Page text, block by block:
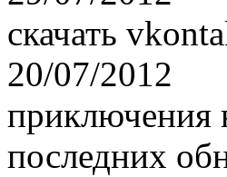
скачать
20/07/2012
приключения
последних